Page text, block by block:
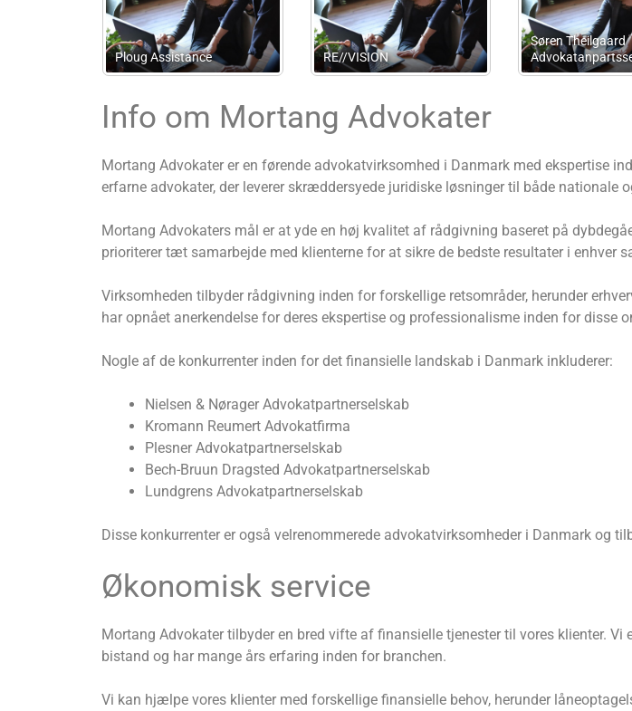
Advokatfirmaet Frede
m/s Stampe
Advokatfirmaet J. Korsø
Jensen
Info om Mortang Advokater
Mortang Advokater er en førende advokatvirksomhed i Danmark med ekspertise
erfarne advokater, der leverer skræddersyede juridiske løsninger til både nationale
Mortang Advokaters mål er at yde en høj kvalitet af rådgivning baseret på
prioriterer tæt samarbejde med klienterne for at sikre de bedste resultater i enhver
Virksomheden tilbyder rådgivning inden for forskellige retsområder, herunder
har opnået anerkendelse for deres ekspertise og professionalisme inden for disse
Nogle af de konkurrenter inden for det finansielle landskab i Danmark inkluderer:
Nielsen & Nørager Advokatpartnerselskab
Kromann Reumert Advokatfirma
Plesner Advokatpartnerselskab
Bech-Bruun Dragsted Advokatpartnerselskab
Lundgrens Advokatpartnerselskab
Disse konkurrenter er også velrenommerede advokatvirksomheder i Danmark og
Økonomisk service
Mortang Advokater tilbyder en bred vifte af finansielle tjenester til vores klienter.
bistand og har mange års erfaring inden for branchen.
Vi kan hjælpe vores klienter med forskellige finansielle behov, herunder